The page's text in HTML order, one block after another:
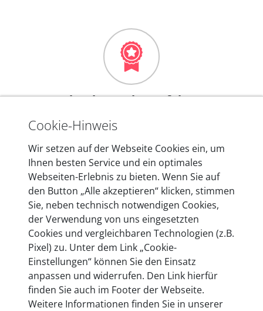
Mehr als 10 Jahre Erfahrung
In den Kfz-Diagnosegeräten von autoaid stecken
entwickeln wir unsere Produkte am Standort in
Berlin laufend weiter. Auf diese Qualität vertrauen
heute mehr als 60.000 Privatkunden und
Unternehmen.
Technische Details &
Lieferumfang
Cookie-Hinweis
Wir setzen auf der Webseite Cookies ein, um
Ihnen besten Service und ein optimales
Webseiten-Erlebnis zu bieten. Wenn Sie auf
den Button „Alle akzeptieren“ klicken, stimmen
Sie, neben technisch notwendigen Cookies,
der Verwendung von uns eingesetzten
Cookies und vergleichbaren Technologien (z.B.
Pixel) zu. Unter dem Link „Cookie-
Einstellungen“ können Sie den Einsatz
anpassen und widerrufen. Den Link hierfür
finden Sie auch im Footer der Webseite.
Weitere Informationen finden Sie in unserer